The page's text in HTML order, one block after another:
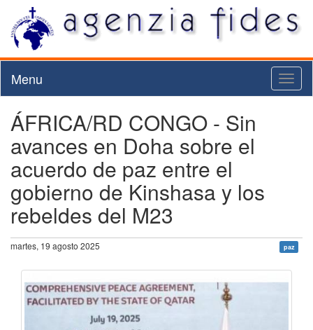
Menu
ÁFRICA/RD CONGO - Sin
avances en Doha sobre el
acuerdo de paz entre el
gobierno de Kinshasa y los
rebeldes del M23
martes, 19 agosto 2025 paz